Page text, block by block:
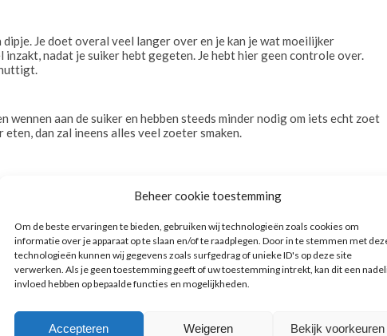
Beheer cookie toestemming
Om de beste ervaringen te bieden, gebruiken wij technologieën zoals cookies om
informatie over je apparaat op te slaan en/of te raadplegen. Door in te stemmen met
technologieën kunnen wij gegevens zoals surfgedrag of unieke ID's op deze site
verwerken. Als je geen toestemming geeft of uw toestemming intrekt, kan dit een
invloed hebben op bepaalde functies en mogelijkheden.
Accepteren Weigeren Bekijk voorkeuren
Je doet overal veel langer over en je kan je wat moeilijker
nadat je suiker hebt gegeten. Je hebt hier geen controle over.
aan de suiker en hebben steeds minder nodig om iets echt zoet
dan zal ineens alles veel zoeter smaken.
veel calorieën én het zorgt niet voor een voldaan gevoel. Na een
Je eet eerder te veel en je ziet het gewicht omhoog gaan.
water drinkt én probeer minimaal 30 minuten per dag te